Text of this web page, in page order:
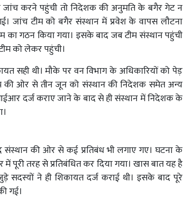
करने पहुंची तो निदेशक की अनुमति के बगैर गेट न
जांच टीम को बगैर संस्थान में प्रवेश के वापस लौटना
का गठन किया गया। इसके बाद जब टीम संस्थान पहुंची
को लेकर पहुंची।
सही थी। मौके पर वन विभाग के अधिकारियों को पेड़
की ओर से तीन जून को संस्थान की निदेशक समेत अन्य
दर्ज कराए जाने के बाद से ही संस्थान में निदेशक के
की ओर से कई प्रतिबंध भी लगाए गए। घटना के
पूरी तरह से प्रतिबंधित कर दिया गया। खास बात यह है
ने ही शिकायत दर्ज कराई थी। इसके बाद पूरे
गई।